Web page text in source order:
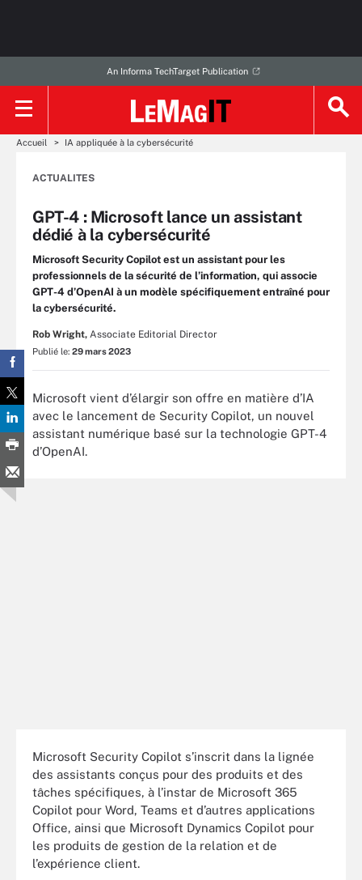
An Informa TechTarget Publication
Accueil IA appliquée à la cybersécurité
ACTUALITES
GPT-4 : Microsoft lance un assistant
dédié à la cybersécurité
Microsoft Security Copilot est un assistant pour les
professionnels de la sécurité de l’information, qui associe
GPT-4 d’OpenAI à un modèle spécifiquement entraîné pour
la cybersécurité.
Rob Wright, Associate Editorial Director
Publié le: 29 mars 2023
Microsoft vient d’élargir son offre en matière d’IA
avec le lancement de Security Copilot, un nouvel
assistant numérique basé sur la technologie GPT-4
d’OpenAI.
Microsoft Security Copilot s’inscrit dans la lignée
des assistants conçus pour des produits et des
tâches spécifiques, à l’instar de Microsoft 365
Copilot pour Word, Teams et d’autres applications
Office, ainsi que Microsoft Dynamics Copilot pour
les produits de gestion de la relation et de
l’expérience client.